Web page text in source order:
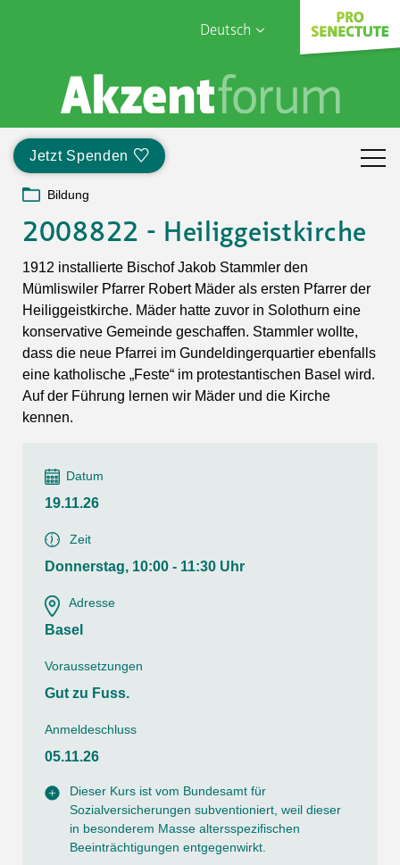
Deutsch
English
Français
Jetzt Spenden
Sophia Care
Bildung
2008822 - Heiliggeistkirche
1912 installierte Bischof Jakob Stammler den
Mümliswiler Pfarrer Robert Mäder als ersten Pfarrer der
Heiliggeistkirche. Mäder hatte zuvor in Solothurn eine
konservative Gemeinde geschaffen. Stammler wollte,
dass die neue Pfarrei im Gundeldingerquartier ebenfalls
eine katholische „Feste“ im protestantischen Basel wird.
Auf der Führung lernen wir Mäder und die Kirche
kennen.
Datum
19.11.26
Zeit
Donnerstag, 10:00 - 11:30 Uhr
Adresse
Basel
Voraussetzungen
Gut zu Fuss.
Anmeldeschluss
05.11.26
Dieser Kurs ist vom Bundesamt für
Sozialversicherungen subventioniert, weil dieser
in besonderem Masse altersspezifischen
Beeinträchtigungen entgegenwirkt.